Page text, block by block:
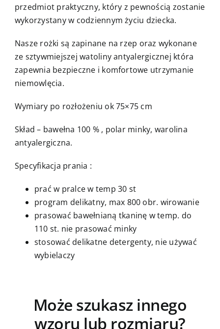
przedmiot praktyczny, który z pewnością zostanie
wykorzystany w codziennym życiu dziecka.
Nasze rożki są zapinane na rzep oraz wykonane
ze sztywmiejszej watoliny antyalergicznej która
zapewnia bezpieczne i komfortowe utrzymanie
niemowlęcia.
Wymiary po rozłożeniu ok 75×75 cm
Skład – bawełna 100 % , polar minky, warolina
antyalergiczna.
Specyfikacja prania :
prać w pralce w temp 30 st
program delikatny, max 800 obr. wirowanie
prasować bawełnianą tkaninę w temp. do
110 st. nie prasować minky
stosować delikatne detergenty, nie używać
wybielaczy
Może szukasz innego
wzoru lub rozmiaru?